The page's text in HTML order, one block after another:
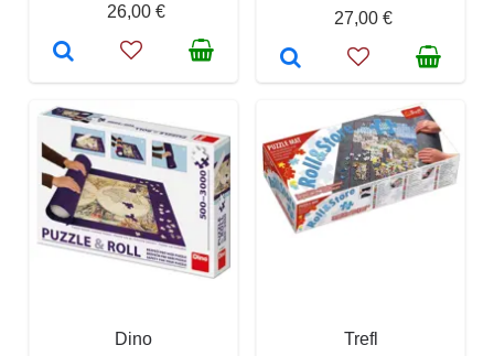
26,00 €
27,00 €
Dino
Trefl